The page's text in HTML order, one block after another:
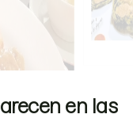
en las